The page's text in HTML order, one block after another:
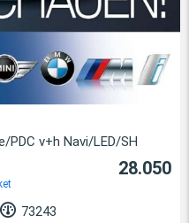
PDC v+h Navi/LED/SH
28.050
73243